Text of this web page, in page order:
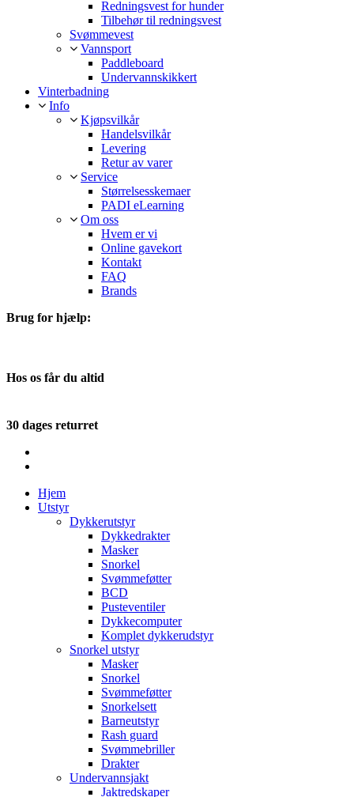
Redningsvest for hunder
Tilbehør til redningsvest
Svømmevest
Vannsport
Paddleboard
Undervannskikkert
Vinterbadning
Info
Kjøpsvilkår
Handelsvilkår
Levering
Retur av varer
Service
Størrelsesskemaer
PADI eLearning
Om oss
Hvem er vi
Online gavekort
Kontakt
FAQ
Brands
Brug for hjælp:
Hos os får du altid
30 dages returret
Hjem
Utstyr
Dykkerutstyr
Dykkedrakter
Masker
Snorkel
Svømmeføtter
BCD
Pusteventiler
Dykkecomputer
Komplet dykkerudstyr
Snorkel utstyr
Masker
Snorkel
Svømmeføtter
Snorkelsett
Barneutstyr
Rash guard
Svømmebriller
Drakter
Undervannsjakt
Jaktredskaper